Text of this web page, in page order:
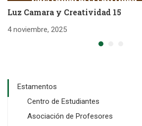
Luz Camara y Creatividad 15
4 noviembre, 2025
Estamentos
Centro de Estudiantes
Asociación de Profesores